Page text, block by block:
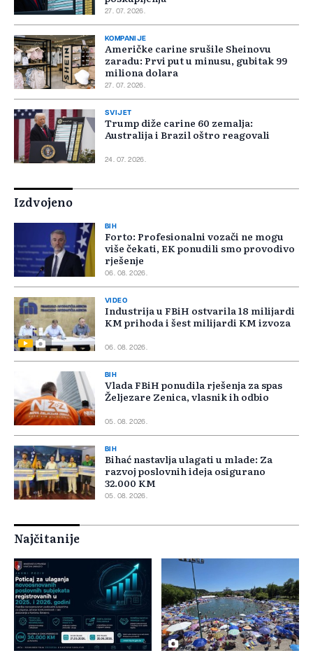
27. 07. 2026.
KOMPANIJE
Američke carine srušile Sheinovu
zaradu: Prvi put u minusu, gubitak 99
miliona dolara
27. 07. 2026.
SVIJET
Trump diže carine 60 zemalja:
Australija i Brazil oštro reagovali
24. 07. 2026.
Izdvojeno
BIH
Forto: Profesionalni vozači ne mogu
više čekati, EK ponudili smo provodivo
rješenje
06. 08. 2026.
VIDEO
Industrija u FBiH ostvarila 18 milijardi
KM prihoda i šest milijardi KM izvoza
06. 08. 2026.
BIH
Vlada FBiH ponudila rješenja za spas
Željezare Zenica, vlasnik ih odbio
05. 08. 2026.
BIH
Bihać nastavlja ulagati u mlade: Za
razvoj poslovnih ideja osigurano
32.000 KM
05. 08. 2026.
Najčitanije